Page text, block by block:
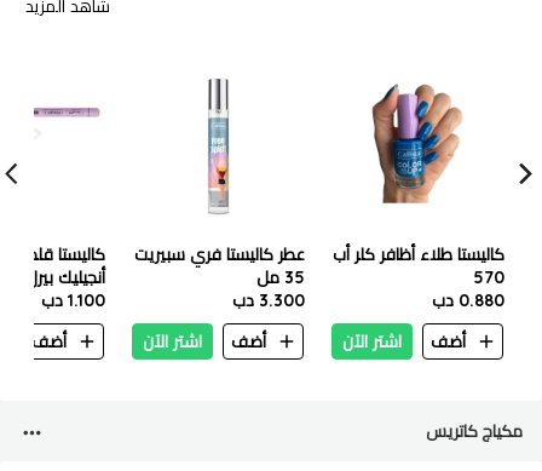
شاهد المزيد
كاليستا طلاء أظافر كلر أب
570
0.880 دب
أضف
اشتر الآن
عطر كاليستا فري سبيريت
35 مل
3.300 دب
أضف
اشتر الآن
أنجيليك بيرل
1.100 دب
أضف
مكياج كاتريس